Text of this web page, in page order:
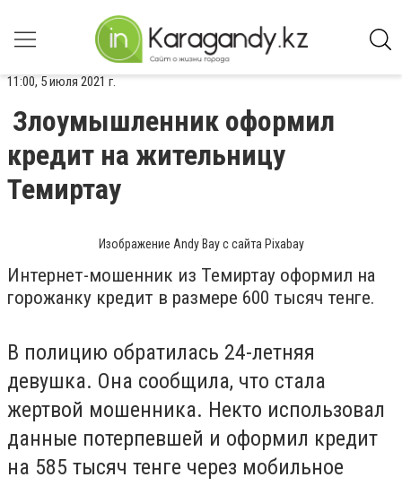
11:00, 5 июля 2021 г.
Злоумышленник оформил
кредит на жительницу
Темиртау
Изображение Andy Bay с сайта Pixabay
Интернет-мошенник из Темиртау оформил на
горожанку кредит в размере 600 тысяч тенге.
В полицию обратилась 24-летняя
девушка. Она сообщила, что стала
жертвой мошенника. Некто использовал
данные потерпевшей и оформил кредит
на 585 тысяч тенге через мобильное